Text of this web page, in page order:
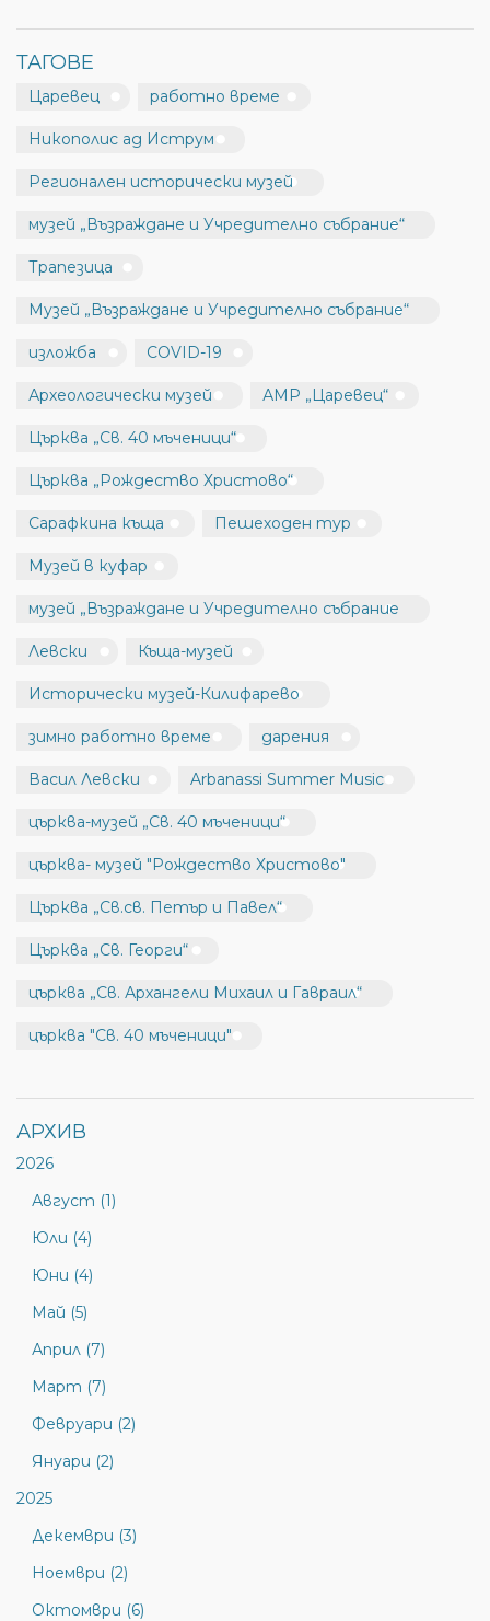
ТАГОВЕ
Царевец работно време
Никополис ад Иструм
Регионален исторически музей
музей „Възраждане и Учредително събрание“
Трапезица
Музей „Възраждане и Учредително събрание“
изложба COVID-19
Археологически музей АМР „Царевец“
Църква „Св. 40 мъченици“
Църква „Рождество Христово“
Сарафкина къща Пешеходен тур
Музей в куфар
музей „Възраждане и Учредително събрание
Левски Къща-музей
Исторически музей-Килифарево
зимно работно време дарения
Васил Левски Arbanassi Summer Music
църква-музей „Св. 40 мъченици“
църква- музей "Рождество Христово"
Църква „Св.св. Петър и Павел“
Църква „Св. Георги“
църква „Св. Архангели Михаил и Гавраил“
църква "Св. 40 мъченици"
АРХИВ
2026
Август (1)
Юли (4)
Юни (4)
Май (5)
Април (7)
Март (7)
Февруари (2)
Януари (2)
2025
Декември (3)
Ноември (2)
Октомври (6)